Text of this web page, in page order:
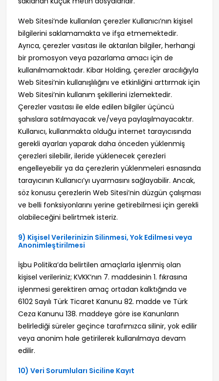
Web Sitesi’nde kullanılan çerezler Kullanıcı’nın kişisel
bilgilerini saklamamakta ve ifşa etmemektedir.
Ayrıca, çerezler vasıtası ile aktarılan bilgiler, herhangi
bir promosyon veya pazarlama amacı için de
kullanılmamaktadır. Kibar Holding, çerezler aracılığıyla
Web Sitesi’nin kullanışlılığını ve etkinliğini arttırmak için
Web Sitesi’nin kullanım şekillerini izlemektedir.
Çerezler vasıtası ile elde edilen bilgiler üçüncü
şahıslara satılmayacak ve/veya paylaşılmayacaktır.
Kullanıcı, kullanmakta olduğu internet tarayıcısında
gerekli ayarları yaparak daha önceden yüklenmiş
çerezleri silebilir, ileride yüklenecek çerezleri
engelleyebilir ya da çerezlerin yüklenmeleri esnasında
tarayıcının Kullanıcı’yı uyarmasını sağlayabilir. Ancak,
söz konusu çerezlerin Web Sitesi’nin düzgün çalışması
ve belli fonksiyonlarını yerine getirebilmesi için gerekli
olabileceğini belirtmek isteriz.
9) Kişisel Verilerinizin Silinmesi, Yok Edilmesi veya
Anonimleştirilmesi
İşbu Politika’da belirtilen amaçlarla işlenmiş olan
kişisel verileriniz; KVKK’nın 7. maddesinin 1. fıkrasına
işlenmesi gerektiren amaç ortadan kalktığında ve
6102 Sayılı Türk Ticaret Kanunu 82. madde ve Türk
Ceza Kanunu 138. maddeye göre ise Kanunların
belirlediği süreler geçince tarafımızca silinir, yok edilir
veya anonim hale getirilerek kullanılmaya devam
edilir.
10) Veri Sorumluları Siciline Kayıt